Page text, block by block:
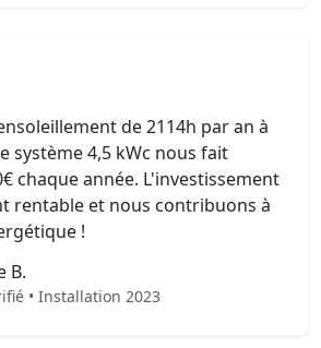
de 2114h par an à
système 4,5 kWc nous fait
chaque année. L'investissement
rentable et nous contribuons à
!
B.
• Installation 2023